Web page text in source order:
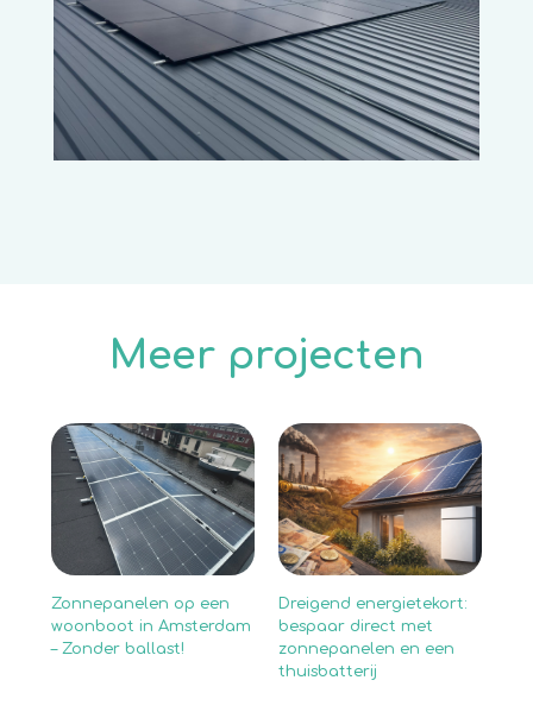
Meer projecten
Zonnepanelen op een
woonboot in Amsterdam
– Zonder ballast!
Dreigend energietekort:
bespaar direct met
zonnepanelen en een
thuisbatterij